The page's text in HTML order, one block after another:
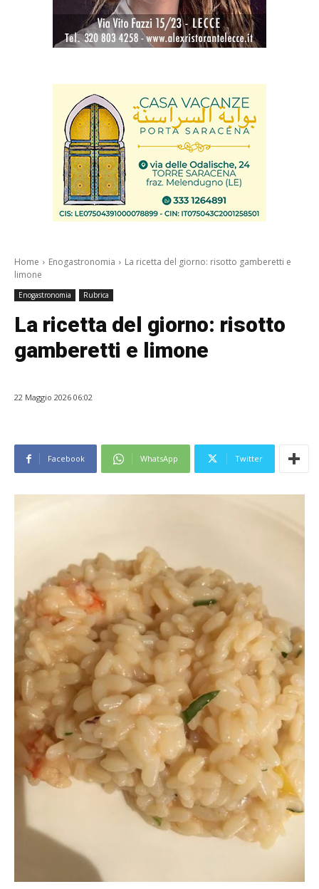
Home Enogastronomia
La ricetta del giorno: risotto gamberetti e
limone
Enogastronomia Rubrica
La ricetta del giorno: risotto
gamberetti e limone
22 Maggio 2026 06:02
Facebook WhatsApp Twitter